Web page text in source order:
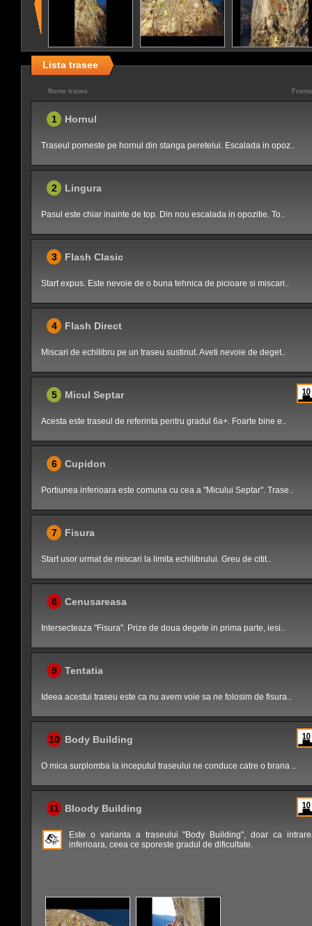
Lista trasee
Nume traseu
1 Hornul
Traseul porneste pe hornul din stanga peretelui. Escalada in opoz..
2 Lingura
Pasul este chiar inainte de top. Din nou escalada in opozitie. To..
3 Flash Clasic
Start expus. Este nevoie de o buna tehnica de picioare si miscari..
4 Flash Direct
Miscari de echilibru pe un traseu sustinut. Aveti nevoie de deget..
5 Micul Septar
Acesta este traseul de referinta pentru gradul 6a+. Foarte bine e..
6 Cupidon
Portiunea inferioara este comuna cu cea a "Micului Septar". Trase..
7 Fisura
Start usor urmat de miscari la limita echilibrului. Greu de citit..
8 Cenusareasa
Intersecteaza "Fisura". Prize de doua degete in prima parte, iesi..
9 Tentatia
Ideea acestui traseu este ca nu avem voie sa ne folosim de fisura..
10 Body Building
O mica surplomba la inceputul traseului ne conduce catre o brana ..
11 Bloody Building
Este o varianta a traseului "Body Building", doar ca
inferioara, ceea ce sporeste gradul de dificultate.